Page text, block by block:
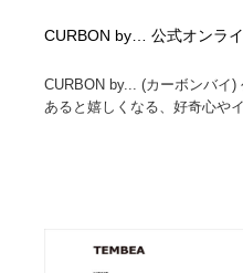
CURBON by… 公式オンラ
CURBON by... (カーボンバイ
あると嬉しくなる、好奇心や